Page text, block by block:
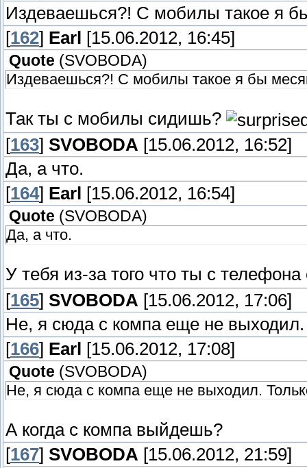
Издеваешься?! С мобилы такое я
[162] Earl [15.06.2012, 16:45]
Quote (SVOBODA)
Издеваешься?! С мобилы такое я бы
Так ты с мобилы сидишь?
[163] SVOBODA [15.06.2012, 16:52]
Да, а что.
[164] Earl [15.06.2012, 16:54]
Quote (SVOBODA)
Да, а что.
У тебя из-за того что ты с
[165] SVOBODA [15.06.2012, 17:06]
Не, я сюда с компа еще не
[166] Earl [15.06.2012, 17:08]
Quote (SVOBODA)
Не, я сюда с компа еще не выходил.
А когда с компа выйдешь?
[167] SVOBODA [15.06.2012, 21:59]